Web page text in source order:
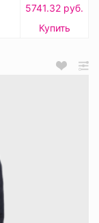
5741.32 руб.
Купить